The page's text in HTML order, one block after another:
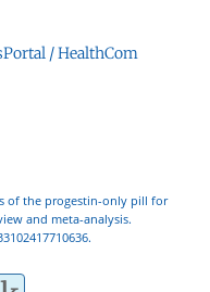
/ HealthCom
of the progestin-only pill for
and meta-analysis.